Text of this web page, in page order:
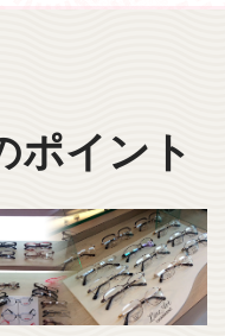
ポイント